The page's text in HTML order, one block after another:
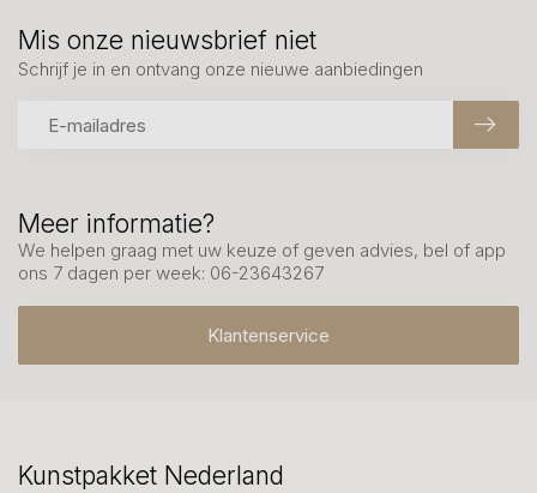
Meer informatie?
We helpen graag met uw keuze of geven advies, bel of app
ons 7 dagen per week: 06-23643267
Klantenservice
Mis onze nieuwsbrief niet
Schrijf je in en ontvang onze nieuwe aanbiedingen
Kunstpakket Nederland